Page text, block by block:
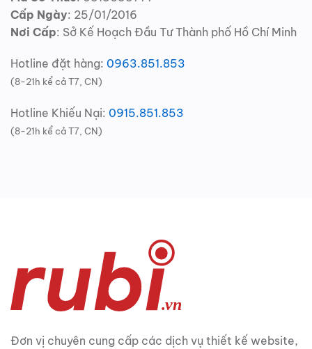
Cấp Ngày: 25/01/2016
Nơi Cấp: Sở Kế Hoạch Đầu Tư Thành phố Hồ Chí Minh
Hotline đặt hàng: 0963.851.853
(8-21h kể cả T7, CN)
Hotline Khiếu Nại: 0915.851.853
(8-21h kể cả T7, CN)
Đơn vị chuyên cung cấp các dịch vụ thiết kế website,